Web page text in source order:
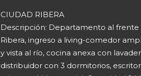
CIUDAD RIBERA
Descripción: Departamento al frente
Ribera, ingreso a living-comedor
y vista al río, cocina anexa con
distribuidor con 3 dormitorios,